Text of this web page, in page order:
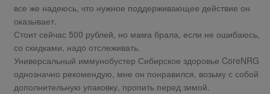
все же надеюсь, что нужное поддерживающее действие он
оказывает.
Стоит сейчас 500 рублей, но мама брала, если не ошибаюсь,
со скидками, надо отслеживать.
Универсальный иммунобустер Сибирское здоровье CoreNRG
однозначно рекомендую, мне он понравился, возьму с собой
дополнительную упаковку, пропить перед зимой.